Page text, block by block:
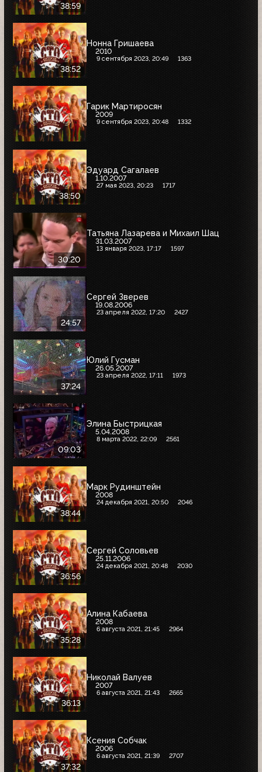
38:59
38:52
Нонна Гришаева
2010
9 сентября 2023, 20:49 1363
Гарик Мартиросян
2009
9 сентября 2023, 20:48 1332
38:50
Эдуард Сагалаев
1.10.2007
27 мая 2023, 20:23 1717
30:20
Татьяна Лазарева и Михаил Шац
31.03.2007
13 января 2023, 17:17 1597
24:57
Сергей Зверев
19.08.2006
23 апреля 2022, 17:20 2427
37:24
Юлий Гусман
26.05.2007
23 апреля 2022, 17:11 1973
09:03
Элина Быстрицкая
5.04.2008
8 марта 2022, 22:09 2561
38:44
Марк Рудинштейн
2008
24 декабря 2021, 20:50 2046
36:56
Сергей Соловьев
25.11.2006
24 декабря 2021, 20:48 2030
35:28
Алина Кабаева
2008
6 августа 2021, 21:45 2964
36:13
Николай Валуев
2007
6 августа 2021, 21:43 2665
37:32
Ксения Собчак
2006
6 августа 2021, 21:39 2707